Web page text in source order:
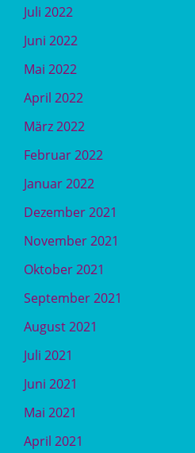
Juli 2022
Juni 2022
Mai 2022
April 2022
März 2022
Februar 2022
Januar 2022
Dezember 2021
November 2021
Oktober 2021
September 2021
August 2021
Juli 2021
Juni 2021
Mai 2021
April 2021